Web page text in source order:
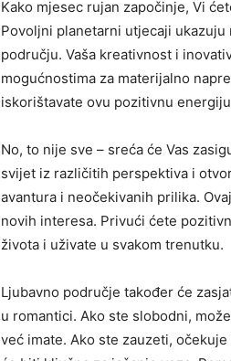
Kako mjesec rujan započinje, Vi
Povoljni planetarni utjecaji
području. Vaša kreativnost i
mogućnostima za materijalno
iskorištavate ovu pozitivnu
No, to nije sve – sreća će Vas
svijet iz različitih perspektiva i
avantura i neočekivanih prilika.
novih interesa. Privući ćete
života i uživate u svakom trenutku.
Ljubavno područje također će
u romantici. Ako ste slobodni,
već imate. Ako ste zauzeti,